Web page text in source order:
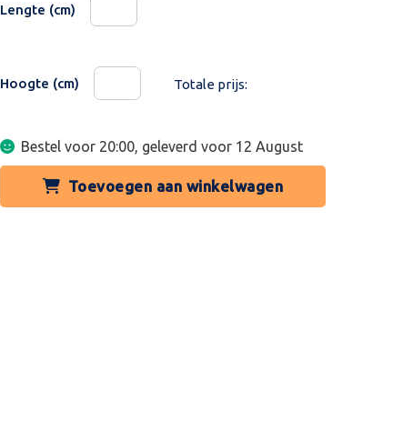
Lengte (cm)
Hoogte (cm) Totale prijs:
Bestel voor 20:00, geleverd voor 12 August
Toevoegen aan winkelwagen